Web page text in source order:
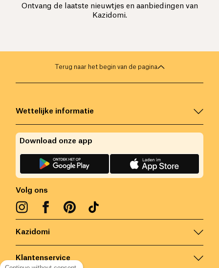
Ontvang de laatste nieuwtjes en aanbiedingen van
Kazidomi.
Terug naar het begin van de pagina
Kazidomi
Klantenservice
Wettelijke informatie
Volg ons
Download onze app